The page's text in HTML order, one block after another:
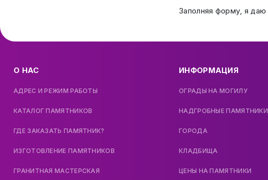
Заполняя форму, я даю
О НАС
АДРЕС И РЕЖИМ РАБОТЫ
КАТАЛОГ ПАМЯТНИКОВ
ГДЕ ЗАКАЗАТЬ ПАМЯТНИК?
ИЗГОТОВЛЕНИЕ ПАМЯТНИКОВ
ГРАНИТНАЯ МАСТЕРСКАЯ
ИНФОРМАЦИЯ
ОГРАДЫ НА МОГИЛУ
НАДГРОБНЫЕ ПАМЯТНИКИ
ГОРОДА
КЛАДБИЩА
ЦЕНЫ НА ПАМЯТНИКИ